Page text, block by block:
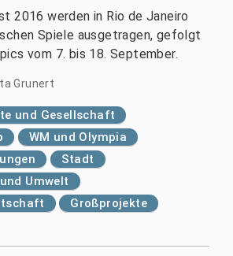
2016 werden in Rio de Janeiro
Spiele ausgetragen, gefolgt
vom 7. bis 18. September.
Grunert
und Gesellschaft
WM und Olympia
Stadt
Umwelt
Großprojekte